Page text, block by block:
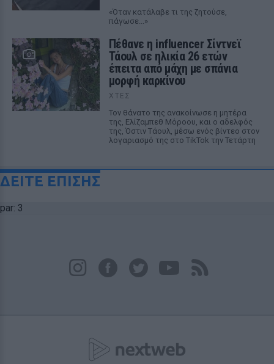
«Όταν κατάλαβε τι της ζητούσε,
πάγωσε...»
Πέθανε η influencer Σίντνεϊ
Τάουλ σε ηλικία 26 ετών
έπειτα από μάχη με σπάνια
μορφή καρκίνου
ΧΤΕΣ
Τον θάνατο της ανακοίνωσε η μητέρα
της, Ελίζαμπεθ Μόροου, και ο αδελφός
της, Όστιν Τάουλ, μέσω ενός βίντεο στον
λογαριασμό της στο TikTok την Τετάρτη
ΔΕΙΤΕ ΕΠΙΣΗΣ
par: 3